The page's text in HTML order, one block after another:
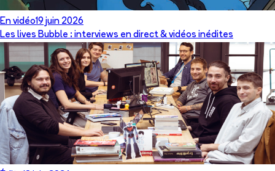
En vidéo19 juin 2026
Les lives Bubble : interviews en direct & vidéos inédites